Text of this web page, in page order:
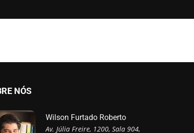
NÓS
Wilson Furtado Roberto
Av. Júlia Freire, 1200, Sala 904,